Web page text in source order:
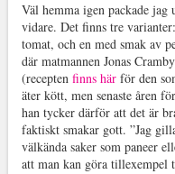
Väl hemma igen packade
vidare. Det finns tre
tomat, och en med smak av
där matmannen Jonas
(recepten finns härför den
äter kött, men senaste åren
han tycker därför att det är
faktiskt smakar gott. ”Jag
välkända saker som paneer
att man kan göra tillexempel